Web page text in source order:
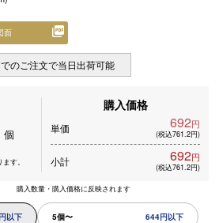
面
のご注文で当日出荷可能
個
す。
購入価格
単価 692円
(税込761.2円)
小計 692円
(税込761.2円)
購入数量・購入価格に反映されます
以下 5個〜 644円以下